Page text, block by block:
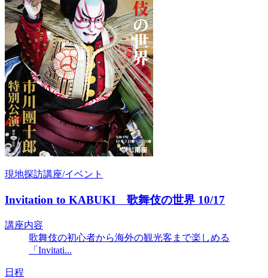
現地探訪講座/イベント
Invitation to KABUKI 歌舞伎の世界 10/17
講座内容
歌舞伎の初心者から海外の観光客まで楽しめる
「Invitati...
日程